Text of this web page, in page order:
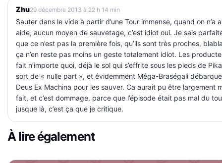
Zhu29 décembre 2013 à 22 h 14 min
Sauter dans le vide à partir d’une Tour immense, quand on n’a
aide, aucun moyen de sauvetage, c’est idiot oui. Je sais
que ce n’est pas la première fois, qu’ils sont très proches,
ça n’en reste pas moins un geste totalement idiot. Les
fait n’importe quoi, déjà le sol qui s’effrite sous les pieds de
sort de « nulle part », et évidemment Méga-Braségali
Deus Ex Machina pour les sauver. Ca aurait pu être largement
fait, et c’est dommage, parce que l’épisode était pas mal du
jusque là, c’est ça que je critique.
À lire également